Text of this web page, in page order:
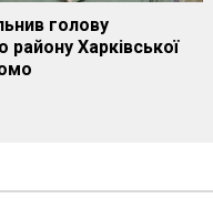
голову
району Харківської